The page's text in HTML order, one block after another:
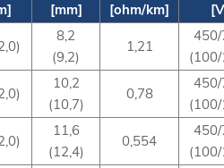
[mm] [ohm/km]
8,2
(9,2)
1,21
10,2
(10,7)
0,78
11,6
(12,4)
0,554